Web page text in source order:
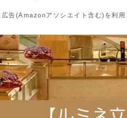
告(Amazonアソシエイト含む)を利用